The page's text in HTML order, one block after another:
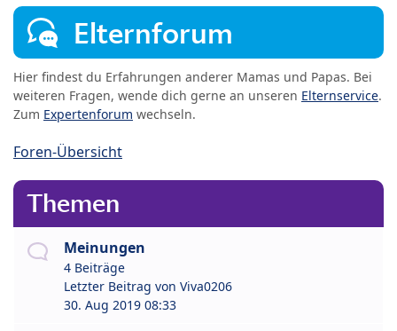
Elternforum
Hier findest du Erfahrungen anderer Mamas und Papas. Bei
weiteren Fragen, wende dich gerne an unseren Elternservice.
Zum Expertenforum wechseln.
Foren-Übersicht
Themen
Meinungen
4 Beiträge
Letzter Beitrag von Viva0206
30. Aug 2019 08:33